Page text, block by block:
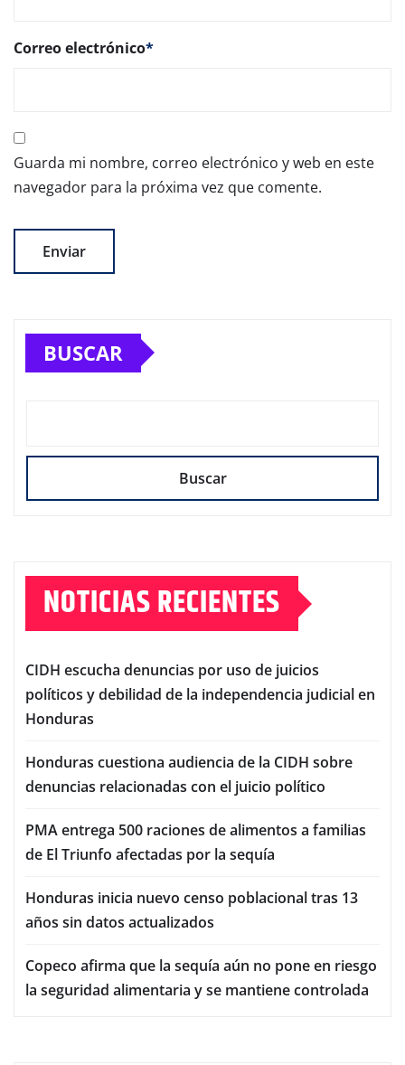
Correo electrónico*
Guarda mi nombre, correo electrónico y web en este
navegador para la próxima vez que comente.
BUSCAR
Buscar
NOTICIAS RECIENTES
CIDH escucha denuncias por uso de juicios
políticos y debilidad de la independencia judicial en
Honduras
Honduras cuestiona audiencia de la CIDH sobre
denuncias relacionadas con el juicio político
PMA entrega 500 raciones de alimentos a familias
de El Triunfo afectadas por la sequía
Honduras inicia nuevo censo poblacional tras 13
años sin datos actualizados
Copeco afirma que la sequía aún no pone en riesgo
la seguridad alimentaria y se mantiene controlada